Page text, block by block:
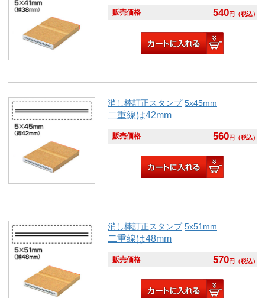
販売価格 540円 （税込）
消し棒訂正スタンプ 5x45mm
二重線は42mm
販売価格 560円 （税込）
消し棒訂正スタンプ 5x51mm
二重線は48mm
販売価格 570円 （税込）